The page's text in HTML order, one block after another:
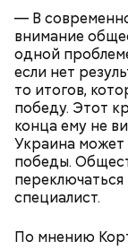
— В
внимание
одной
если нет
то итогов,
победу. Этот
конца ему не
Украина
победы.
специалист.
По мнению
Гид отметил,
маршруты
Лишний